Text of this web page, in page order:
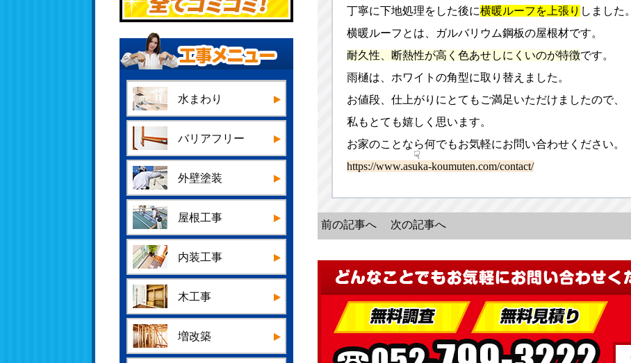
水まわり
バリアフリー
外壁塗装
屋根工事
内装工事
木工事
増改築
丁寧に下地処理をした後に横暖ルーフを上張り しました。
横暖ルーフとは、ガルバリウム鋼板の屋根材です。
耐久性、断熱性が高く色あせしにくいのが特徴です。
雨樋は、ホワイトの角型に取り替えました。
お値段、仕上がりにとてもご満足いただけましたので、
私もとても嬉しく思います。
お家のことなら何でもお気軽にお問い合わせください。
☟
https://www.asuka-koumuten.com/contact/
前の記事へ 次の記事へ